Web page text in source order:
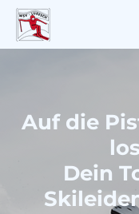
Auf die
Dein